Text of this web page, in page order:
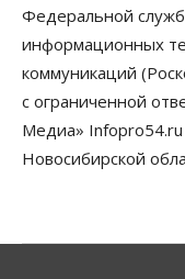
Авто
Продажи
Новосибирской
08 Августа 2026, 13:00
Бизнес Общество
перегибают с
Федеральной
информационных
коммуникаций
с ограниченной
Медиа»
Новосибирской